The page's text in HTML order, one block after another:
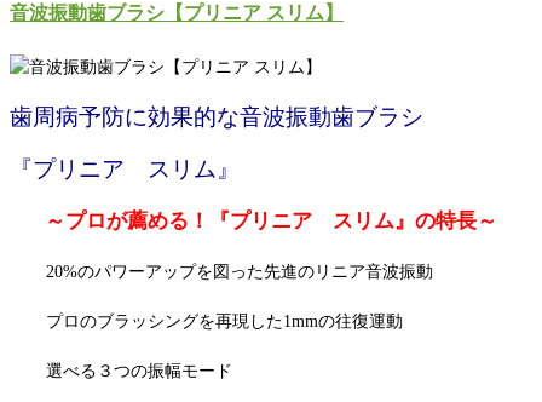
音波振動歯ブラシ【プリニア スリム】
歯周病予防に効果的な音波振動歯ブラシ
『プリニア スリム』
～プロが薦める！『プリニア スリム』の特長～
20%のパワーアップを図った先進のリニア音波振動
プロのブラッシングを再現した1mmの往復運動
選べる３つの振幅モード